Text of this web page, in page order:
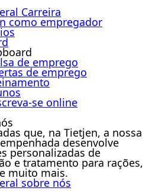
Carreira
como empregador
de emprego
de emprego
se online
que, na Tietjen, a nossa
desenvolve
personalizadas de
e tratamento para rações,
muito mais.
sobre nós